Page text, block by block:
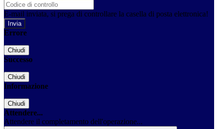
E-mail inviata, si prega di controllare la casella di posta elettronica!
Errore
Chiudi
Successo
Chiudi
Informazione
Chiudi
Attendere...
Attendere il completamento dell'operazione...